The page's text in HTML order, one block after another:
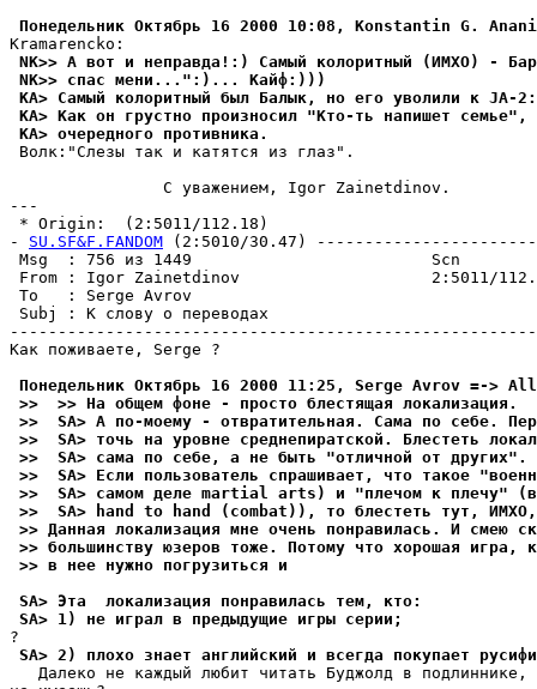
Понедельник Октябрь 16 2000 10:08, Konstantin G.
NK>> А вот и непpавда!:) Самый колоритный (ИМХО) -
NK>> спас мени...":)... Кайф:)))
KA> Самый колоритный был Балык, но его уволили к JA-
KA> Как он грустно произносил "Кто-ть напишет семье",
KA> очередного противника.
Волк:"Слезы так и катятся из глаз".
                C уважением, Igor Zainetdinov.
---
* Origin:  (2:5011/112.18)
- SU.SF&F.FANDOM (2:5010/30.47)
Msg  : 756 из 1449
From : Igor Zainetdinov                    2:5011/
To   : Serge Avrov
Subj : К слову о
Как поживаете, Serge ?
Понедельник Октябрь 16 2000 11:25, Serge Avrov =->
>>  >> На общем фоне - просто блестящая локализация.
>>  SA> А по-моему - отвратительная. Сама по себе.
>>  SA> точь на уровне среднепиратской. Блестеть
>>  SA> сама по себе, а не быть "отличной от других".
>>  SA> Если пользователь спрашивает, что такое
>>  SA> самом деле martial arts) и "плечом к плечу" (в
>>  SA> hand to hand (combat)), то блестеть тут,
>> Данная локализация мне очень понравилась. И смею
>> большинству юзеров тоже. Потому что хорошая игра,
>> в нее нужно погрузиться и
SA> Эта  локализация понравилась тем, кто:
SA> 1) не играл в предыдущие игры серии;
SA> 2) плохо знает английский и всегда покупает
Далеко не каждый любит читать Буджолд в